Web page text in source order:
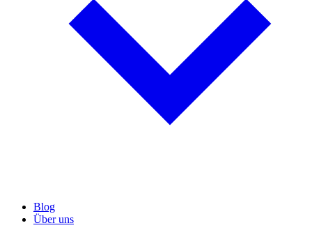
Blog
Über uns